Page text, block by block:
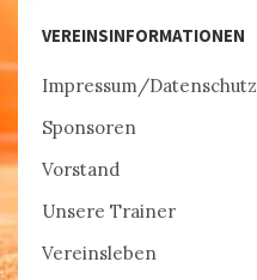
VEREINSINFORMATIONEN
Impressum/Datenschutz
Sponsoren
Vorstand
Unsere Trainer
Vereinsleben